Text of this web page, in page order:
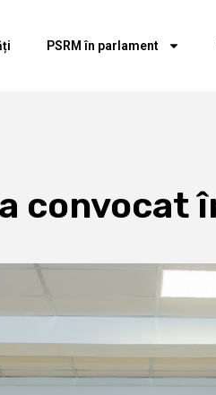
PSRM în parlament
convocat